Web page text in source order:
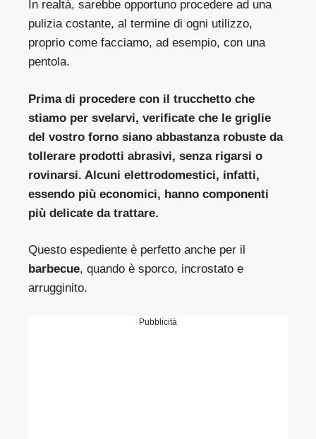
In realtà, sarebbe opportuno procedere ad una
pulizia costante, al termine di ogni utilizzo,
proprio come facciamo, ad esempio, con una
pentola.
Prima di procedere con il trucchetto che
stiamo per svelarvi, verificate che le griglie
del vostro forno siano abbastanza robuste da
tollerare prodotti abrasivi, senza rigarsi o
rovinarsi. Alcuni elettrodomestici, infatti,
essendo più economici, hanno componenti
più delicate da trattare.
Questo espediente è perfetto anche per il
barbecue, quando è sporco, incrostato e
arrugginito.
Pubblicità